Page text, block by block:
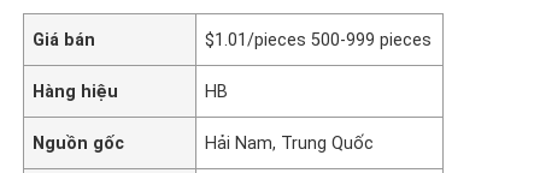
Giá bán $1.01/pieces 500-999 pieces
Hàng hiệu HB
Nguồn gốc Hải Nam, Trung Quốc